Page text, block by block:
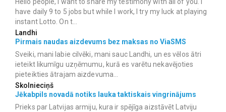
have daily 9 to 5 jobs but while I work, I try my luck at playing
instant Lotto. On t...
Landhi
Pirmais naudas aizdevums bez maksas no ViaSMS
Sveiki, mani labie cilvēki, mani sauc Landhi, un es vēlos ātri
ieteikt likumīgu uzņēmumu, kurā es varētu nekavējoties
pieteikties ātrajam aizdevuma...
Skolnieciņš
Jēkabpils novadā notiks lauka taktiskais vingrinājums
Prieks par Latvijas armiju, kura ir spējīga aizstāvēt Latviju